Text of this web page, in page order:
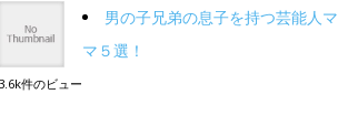
男の子兄弟の息子を持つ芸能人マ
マ５選！
3.6k件のビュー